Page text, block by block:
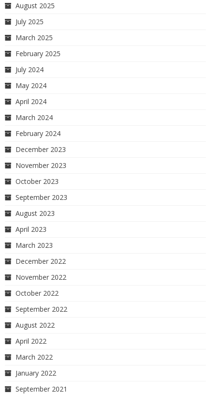
August 2025
July 2025
March 2025
February 2025
July 2024
May 2024
April 2024
March 2024
February 2024
December 2023
November 2023
October 2023
September 2023
August 2023
April 2023
March 2023
December 2022
November 2022
October 2022
September 2022
August 2022
April 2022
March 2022
January 2022
September 2021